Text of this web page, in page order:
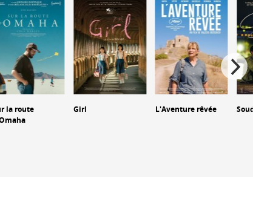
la route
Girl L'Aventure rêvée